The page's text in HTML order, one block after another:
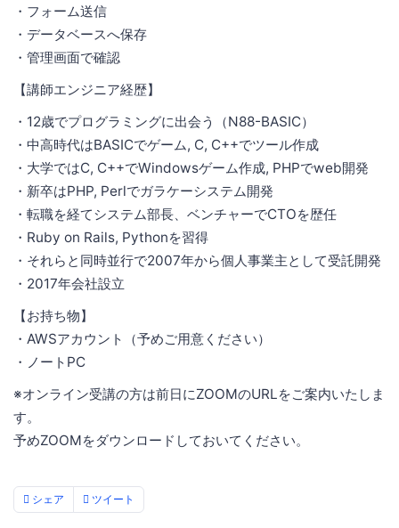
・フォーム送信
・データベースへ保存
・管理画面で確認
【講師エンジニア経歴】
・12歳でプログラミングに出会う（N88-BASIC）
・中高時代はBASICでゲーム, C, C++でツール作成
・大学ではC, C++でWindowsゲーム作成, PHPでweb開発
・新卒はPHP, Perlでガラケーシステム開発
・転職を経てシステム部長、ベンチャーでCTOを歴任
・Ruby on Rails, Pythonを習得
・それらと同時並行で2007年から個人事業主として受託開発
・2017年会社設立
【お持ち物】
・AWSアカウント（予めご用意ください）
・ノートPC
※オンライン受講の方は前日にZOOMのURLをご案内いたしま
す。
予めZOOMをダウンロードしておいてください。
シェア ツイート